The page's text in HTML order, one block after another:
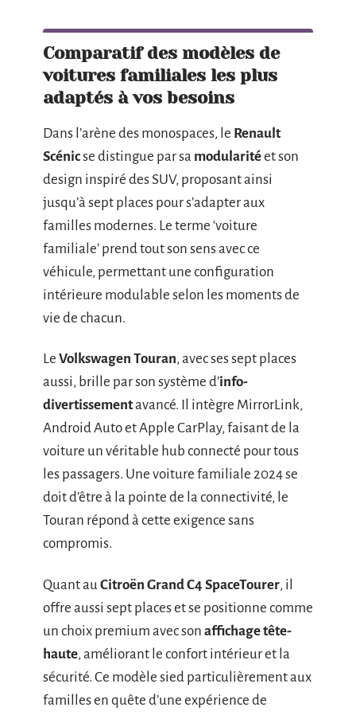
Comparatif des modèles de
voitures familiales les plus
adaptés à vos besoins
Dans l’arène des monospaces, le Renault
Scénicse distingue par sa modularitéet son
design inspiré des SUV, proposant ainsi
jusqu’à sept places pour s’adapter aux
familles modernes. Le terme ‘voiture
familiale’ prend tout son sens avec ce
véhicule, permettant une configuration
intérieure modulable selon les moments de
vie de chacun.
Le Volkswagen Touran, avec ses sept places
aussi, brille par son système d’info-
divertissementavancé. Il intègre MirrorLink,
Android Auto et Apple CarPlay, faisant de la
voiture un véritable hub connecté pour tous
les passagers. Une voiture familiale 2024 se
doit d’être à la pointe de la connectivité, le
Touran répond à cette exigence sans
compromis.
Quant au Citroën Grand C4 SpaceTourer, il
offre aussi sept places et se positionne comme
un choix premium avec son affichage tête-
haute, améliorant le confort intérieur et la
sécurité. Ce modèle sied particulièrement aux
familles en quête d’une expérience de